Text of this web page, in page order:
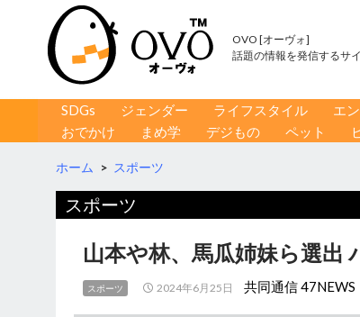
OVO [オーヴォ]
話題の情報を発信するサ
コンテンツへ移動
SDGs ジェンダー ライフスタイル エ
おでかけ
まめ学 デジもの ペット
ホーム > スポーツ
スポーツ
山本や林、馬瓜姉妹ら選出
スポーツ 2024年6月25日 共同通信 47NEWS